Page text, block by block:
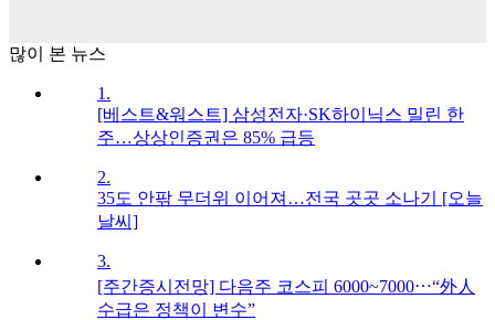
많이 본 뉴스
1.
[베스트&워스트] 삼성전자·SK하이닉스 밀린 한
주…상상인증권은 85% 급등
2.
35도 안팎 무더위 이어져…전국 곳곳 소나기 [오늘
날씨]
3.
[주간증시전망] 다음주 코스피 6000~7000⋯“外人
수급은 정책이 변수”